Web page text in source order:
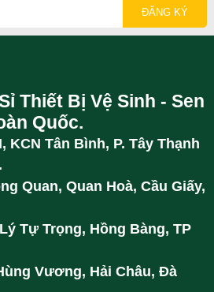
Thiết Bị Vệ Sinh - Sen
Quốc.
KCN Tân Bình, P. Tây Thạnh
Quan, Quan Hoà, Cầu Giấy,
Tự Trọng, Hồng Bàng, TP
Vương, Hải Châu, Đà